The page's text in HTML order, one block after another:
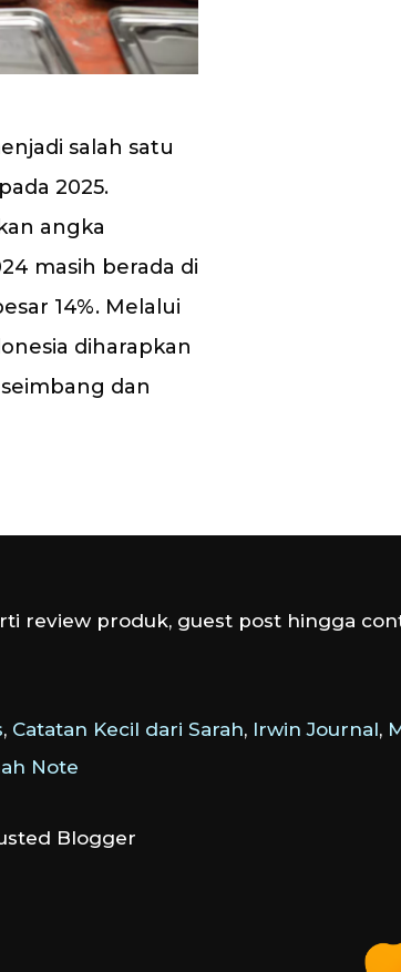
salah satu
2025.
angka
masih berada di
14%. Melalui
diharapkan
dan
review produk, guest post hingga
, Catatan Kecil dari Sarah, Irwin Journal,
Note